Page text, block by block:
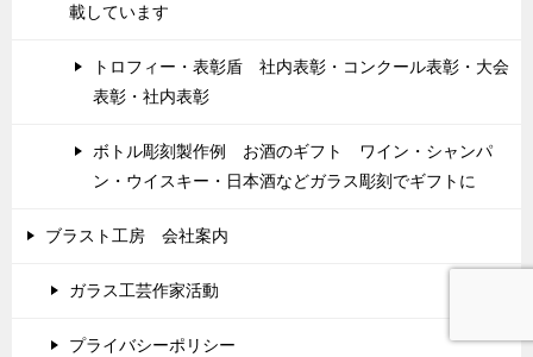
載しています
トロフィー・表彰盾 社内表彰・コンクール表彰・大会
表彰・社内表彰
ボトル彫刻製作例 お酒のギフト ワイン・シャンパ
ン・ウイスキー・日本酒などガラス彫刻でギフトに
ブラスト工房 会社案内
ガラス工芸作家活動
プライバシーポリシー